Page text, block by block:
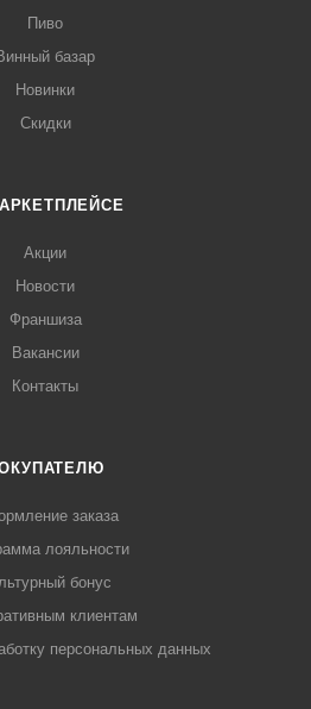
Пиво
базар
Новинки
Скидки
Акции
Новости
Франшиза
Вакансии
Контакты
заказа
лояльности
бонус
клиентам
персональных данных